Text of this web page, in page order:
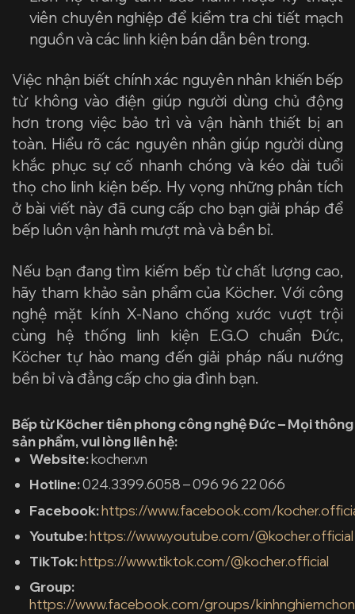
viên chuyên nghiệp để kiểm tra chi tiết mạch
nguồn và các linh kiện bán dẫn bên trong.
Việc nhận biết chính xác nguyên nhân khiến bếp
từ không vào điện giúp người dùng chủ động
hơn trong việc bảo trì và vận hành thiết bị an
toàn. Hiểu rõ các nguyên nhân giúp người dùng
khắc phục sự cố nhanh chóng và kéo dài tuổi
thọ cho linh kiện bếp. Hy vọng những phân tích
ở bài viết này đã cung cấp cho bạn giải pháp để
bếp luôn vận hành mượt mà và bền bỉ.
Nếu bạn đang tìm kiếm bếp từ chất lượng cao,
hãy tham khảo sản phẩm của Köcher. Với công
nghệ mặt kính X-Nano chống xước vượt trội
cùng hệ thống linh kiện E.G.O chuẩn Đức,
Köcher tự hào mang đến giải pháp nấu nướng
bền bỉ và đẳng cấp cho gia đình bạn.
Bếp từ Köcher tiên phong công nghệ Đức – Mọi
sản phẩm, vui lòng liên hệ:
Website:kocher.vn
Hotline:024.3399.6058 – 096 96 22 066
Facebook:https://www.facebook.com/
Youtube:https://www.youtube.com/@kocher.official
TikTok:https://www.tiktok.com/@kocher.official
Group:
https://www.facebook.com/groups/